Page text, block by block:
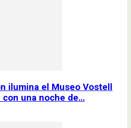
ilumina el Museo Vostell
con una noche de…